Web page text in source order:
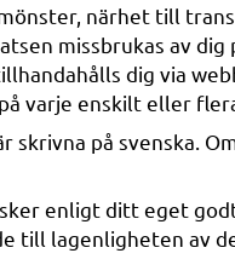
närhet till
missbrukas av
dig via
varje enskilt eller
skrivna på svenska.
enligt ditt eget
till lagenligheten av